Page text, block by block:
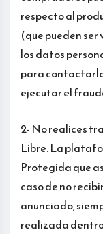
respecto al
(que pueden
los datos
para
ejecutar el
2- No realices
Libre. La
Protegida que
caso de no
anunciado,
realizada